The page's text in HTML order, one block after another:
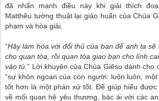
đã nhấn mạnh điều này khi giải thích
Matthêu tường thuật lại giáo huấn của Chúa
phạm và hòa giải.
“Hãy làm hòa với đối thủ của bạn để anh ta sẽ
cho quan tòa, rồi quan tòa giao bạn cho lính
vào tù.” Lời khuyên của Chúa Giêsu dành cho
“sự khôn ngoan của con người: luôn luôn,
tốt hơn là một phán xử tốt. Để giúp hiểu được
về mối quan hệ yêu thương, bác ái với các